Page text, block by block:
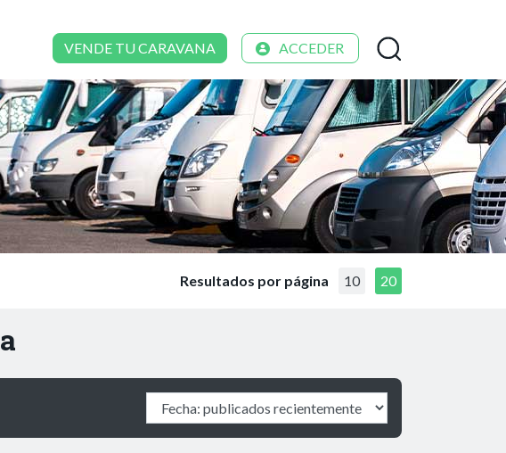
VENDE TU CARAVANA ACCEDER
Resultados por página 10 20